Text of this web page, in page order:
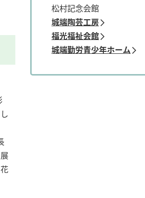
松村記念会館
城端陶芸工房
福光福祉会館
城端勤労青少年ホーム